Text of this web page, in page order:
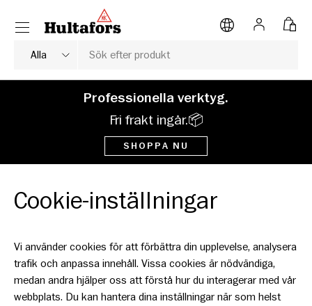
HOPPA TILL INNEHÅLL
Sök
Typ av produkt
Alla
Logga in
Meny
Professionella verktyg.
Fri frakt ingår.📦
SHOPPA NU
Cookie-inställningar
Vi använder cookies för att förbättra din upplevelse, analysera
trafik och anpassa innehåll. Vissa cookies är nödvändiga,
medan andra hjälper oss att förstå hur du interagerar med vår
webbplats. Du kan hantera dina inställningar när som helst